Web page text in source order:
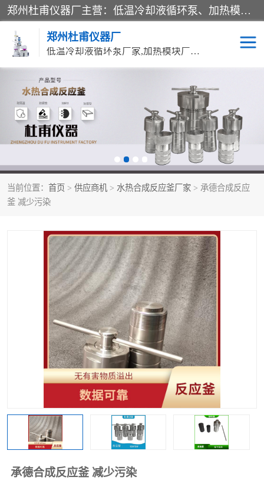
郑州杜甫仪器厂主营：低温冷却液循环泵、加热模块、水热合成反应釜、水油浴锅、旋转蒸发器、循环水真空泵等产品。郑州杜甫仪器厂在众多的教学仪器行业中依靠科技力量扬长避短、迅速发展，成为国家教委*生产教学仪器的厂家，产品具有国内良好水平，主导产品通过ISO9002质量认证。
郑州杜甫仪器厂
低温冷却液循环泵厂家,加热模块厂家,水热合成反应釜厂家,水油浴锅厂家,旋转蒸发器厂家
当前位置： 首页 > 供应商机 > 水热合成反应釜厂家 > 承德合成反应
釜 减少污染
承德合成反应釜 减少污染
循环水真空泵厂家 水热合成反应釜厂家
低温冷却液循环泵厂家 加热模块厂家
气流烘干器
旋转蒸发器厂家 双层玻璃反应釜10L
高温循环油浴锅母 五抽头循环水真空泵
多功能水浴锅 多功能油浴锅
单层玻璃反应釜 低温恒温反应浴槽
磁力搅拌器 电动搅拌器
加热模块